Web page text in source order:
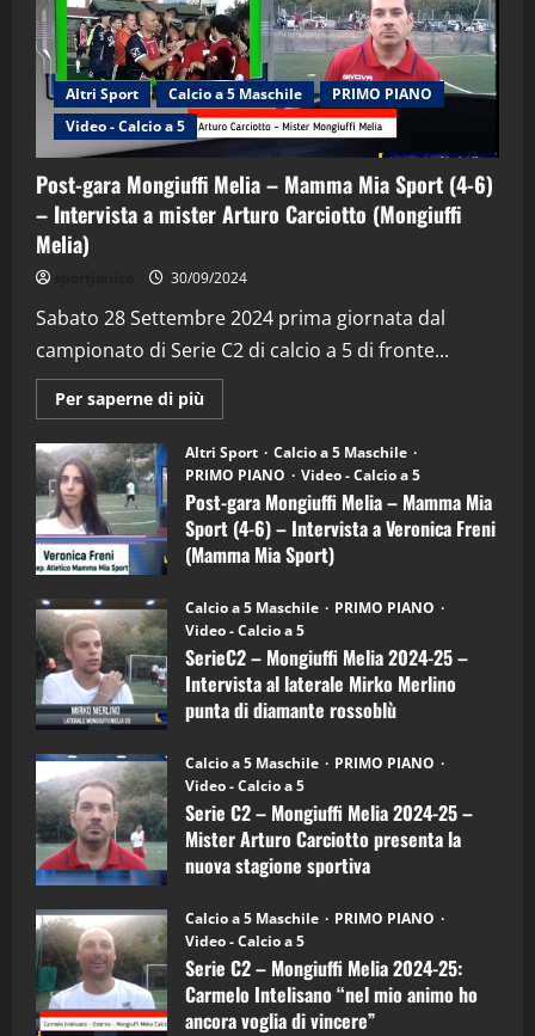
Altri Sport Calcio a 5 Maschile
PRIMO PIANO
Video - Calcio a 5
Post-gara Mongiuffi Melia – Mamma Mia Sport (4-6)
– Intervista a mister Arturo Carciotto (Mongiuffi
Melia)
30/09/2024
Sabato 28 Settembre 2024 prima giornata dal
campionato di Serie C2 di calcio a 5 di fronte...
Per saperne di più
informazioni
Post-
gara
Mongiuffi
Melia
–
Mamma
Mia
Sport
6)
–
Intervista
a
mister
Arturo
Carciotto
(Mongiuffi
Altri Sport
Calcio a 5 Maschile
PRIMO PIANO
Video - Calcio a 5
Post-gara Mongiuffi Melia – Mamma Mia
Sport (4-6) – Intervista a Veronica Freni
(Mamma Mia Sport)
Calcio a 5 Maschile
PRIMO PIANO
Video - Calcio a 5
SerieC2 – Mongiuffi Melia 2024-25 –
Intervista al laterale Mirko Merlino
punta di diamante rossoblù
Calcio a 5 Maschile
PRIMO PIANO
Video - Calcio a 5
Serie C2 – Mongiuffi Melia 2024-25 –
Mister Arturo Carciotto presenta la
nuova stagione sportiva
Calcio a 5 Maschile
PRIMO PIANO
Video - Calcio a 5
Serie C2 – Mongiuffi Melia 2024-25:
Carmelo Intelisano “nel mio animo ho
ancora voglia di vincere”
2
“SportEmpire” in Podcast: 29^ Puntata
(Martedi 28 Aprile 2026)
28/04/2026
3
"SportEmpire" in Podcast
“SportEmpire” in Podcast: 28^ Puntata
(Martedi 21 Aprile 2026)
21/04/2026
4
“SportEmpire” in Podcast: 27^ Puntata
(Martedi 14 Aprile 2026)
15/04/2026
5
“SportEmpire” in Podcast: 26^ Puntata
(Martedi 07 Aprile 2026)
08/04/2026
1
“SportEmpire” in Podcast: 30^ Puntata
(Martedi 05 Maggio 2026)
08/05/2026